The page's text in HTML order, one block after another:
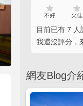
不好 欠佳
目前已有 7 人
我還沒評分，
網友Blog介